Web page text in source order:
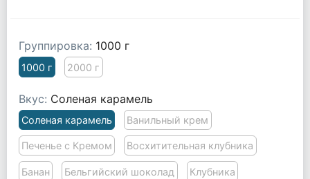
Группировка: 1000 г
1000 г 2000 г
Вкус: Соленая карамель
Соленая карамель Ванильный крем
Печенье с Кремом Восхитительная клубника
Банан Бельгийский шоколад Клубника